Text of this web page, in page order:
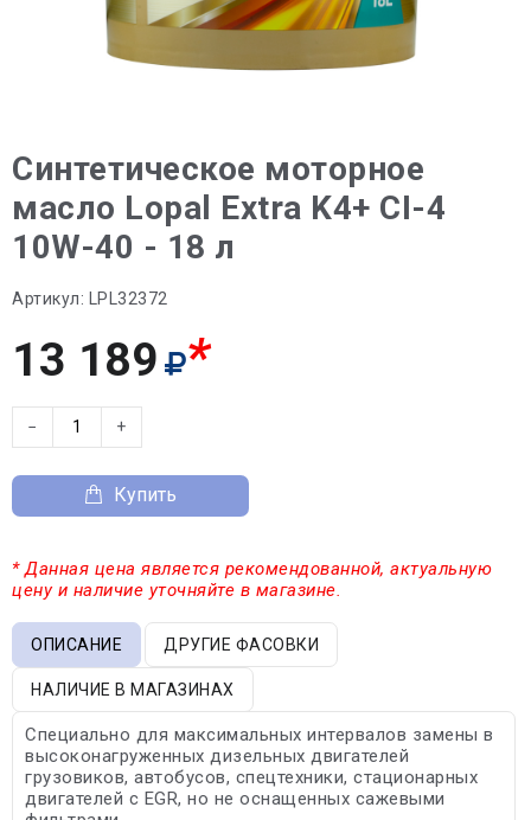
Синтетическое моторное
масло Lopal Extra K4+ CI-4
10W-40 - 18 л
Артикул: LPL32372
13 189 *
− +
Купить
* Данная цена является рекомендованной, актуальную
цену и наличие уточняйте в магазине.
ОПИСАНИЕ ДРУГИЕ ФАСОВКИ
НАЛИЧИЕ В МАГАЗИНАХ
Специально для максимальных интервалов замены в
высоконагруженных дизельных двигателей
грузовиков, автобусов, спецтехники, стационарных
двигателей с EGR, но не оснащенных сажевыми